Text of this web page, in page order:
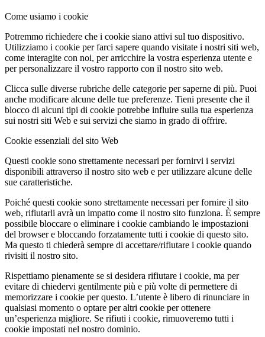
Come usiamo i cookie
Potremmo richiedere che i cookie siano attivi sul tuo dispositivo.
Utilizziamo i cookie per farci sapere quando visitate i nostri siti web,
come interagite con noi, per arricchire la vostra esperienza utente e
per personalizzare il vostro rapporto con il nostro sito web.
Clicca sulle diverse rubriche delle categorie per saperne di più. Puoi
anche modificare alcune delle tue preferenze. Tieni presente che il
blocco di alcuni tipi di cookie potrebbe influire sulla tua esperienza
sui nostri siti Web e sui servizi che siamo in grado di offrire.
Cookie essenziali del sito Web
Questi cookie sono strettamente necessari per fornirvi i servizi
disponibili attraverso il nostro sito web e per utilizzare alcune delle
sue caratteristiche.
Poiché questi cookie sono strettamente necessari per fornire il sito
web, rifiutarli avrà un impatto come il nostro sito funziona. È sempre
possibile bloccare o eliminare i cookie cambiando le impostazioni
del browser e bloccando forzatamente tutti i cookie di questo sito.
Ma questo ti chiederà sempre di accettare/rifiutare i cookie quando
rivisiti il nostro sito.
Rispettiamo pienamente se si desidera rifiutare i cookie, ma per
evitare di chiedervi gentilmente più e più volte di permettere di
memorizzare i cookie per questo. L’utente è libero di rinunciare in
qualsiasi momento o optare per altri cookie per ottenere
un’esperienza migliore. Se rifiuti i cookie, rimuoveremo tutti i
cookie impostati nel nostro dominio.